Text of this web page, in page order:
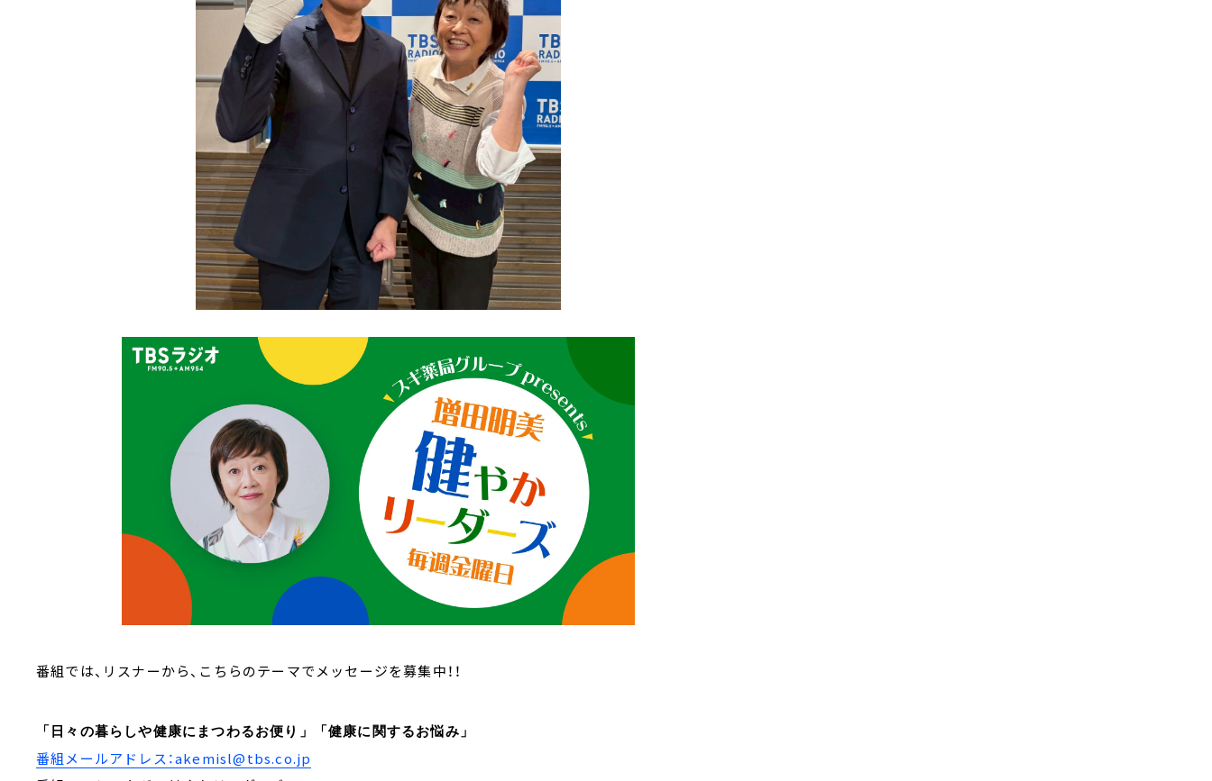
番組では、リスナーから、こちらのテーマでメッセージを募集中！！
「日々の暮らしや健康にまつわるお便り」「健康に関するお悩み」
番組メールアドレス：akemisl@tbs.co.jp